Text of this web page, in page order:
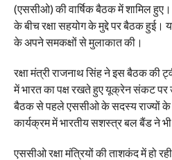
(एससीओ) की वार्षिक बैठक में शामिल
के बीच रक्षा सहयोग के मुद्दे पर बैठक
के अपने समकक्षों से मुलाकात की।
रक्षा मंत्री राजनाथ सिंह ने इस बैठक की
में भारत का पक्ष रखते हुए यूक्रेन संकट पर
बैठक से पहले एससीओ के सदस्य राज्यों के
कार्यक्रम में भारतीय सशस्त्र बल बैंड ने भी
एससीओ रक्षा मंत्रियों की ताशकंद में हो